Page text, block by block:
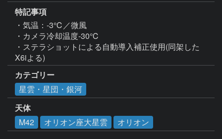
特記事項
・気温：-3℃／微風
・カメラ冷却温度-30℃
・ステラショットによる自動導入補正使用(同架した
X6iよる)
カテゴリー
星雲・星団・銀河
天体
M42
オリオン座大星雲 オリオン